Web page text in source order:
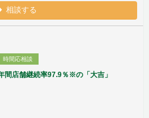
相談する
時間応相談
間店舗継続率97.9％※の「大吉」